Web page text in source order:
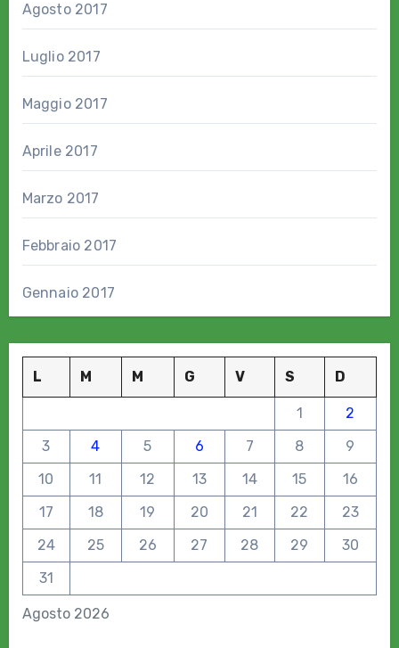
Agosto 2017
Luglio 2017
Maggio 2017
Aprile 2017
Marzo 2017
Febbraio 2017
Gennaio 2017
Agosto 2026
L M M G V S D
1
2
3
4 5 6 7 8
9
10
11 12 13 14 15
16
17
18 19 20 21 22
23
24
25 26 27 28 29
30
31